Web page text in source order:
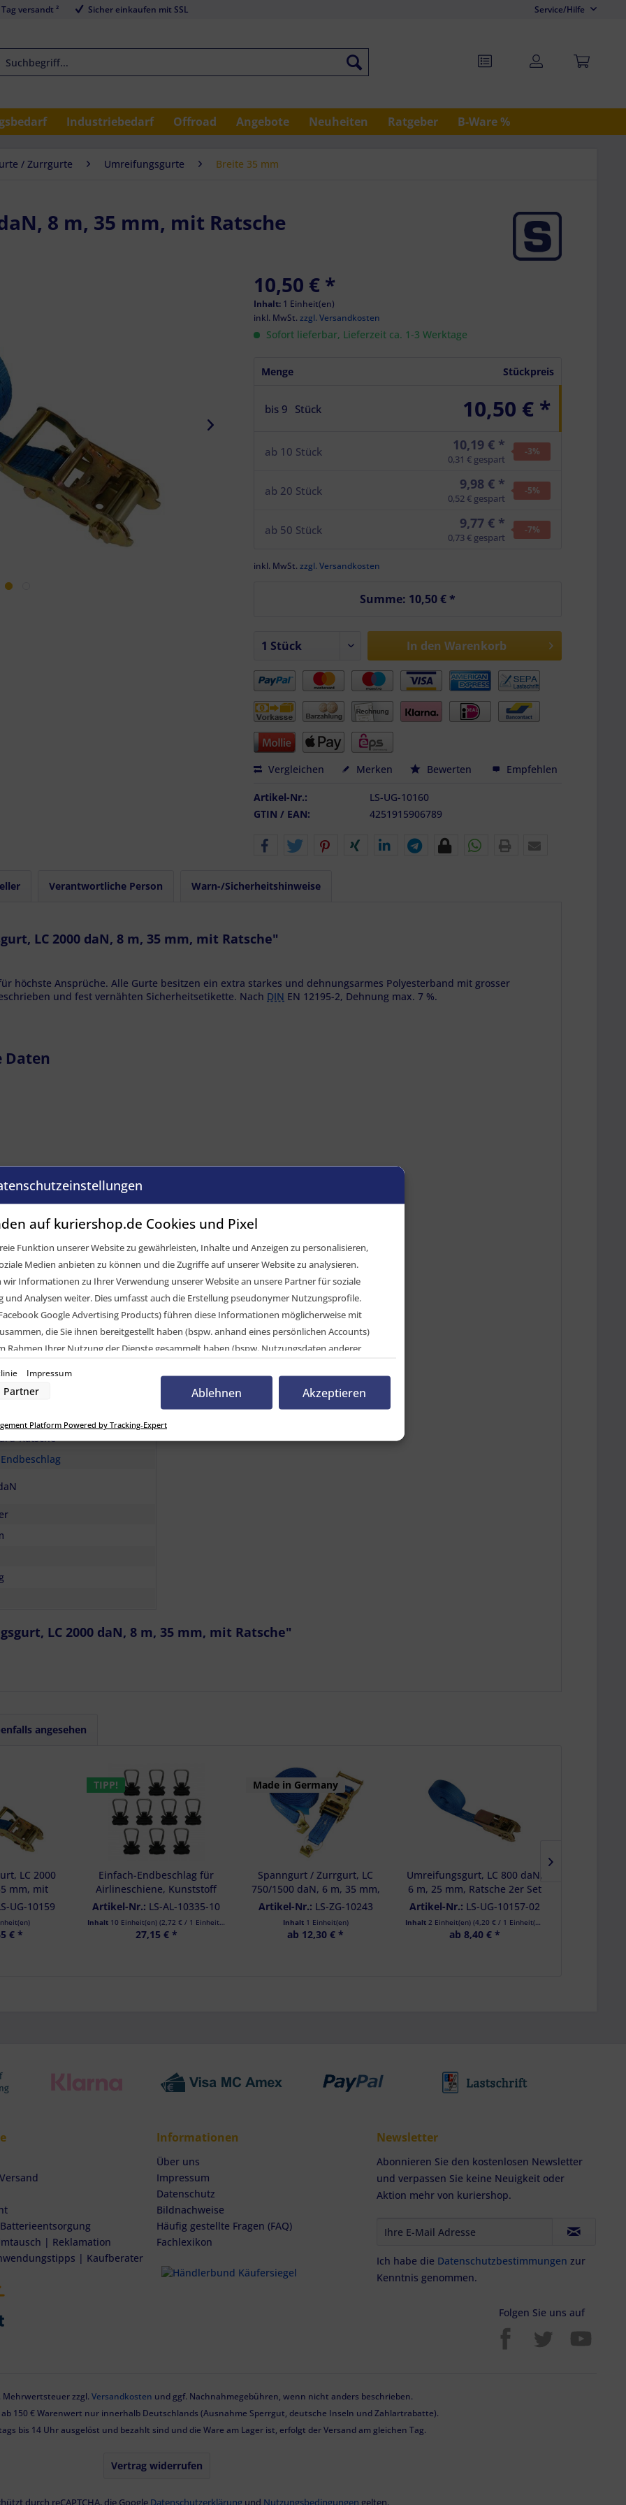
versandt ² Sicher einkaufen mit SSL Service/Hilfe
Industriebedarf Offroad Angebote Neuheiten Ratgeber B-Ware %
/ Zurrgurte Umreifungsgurte Breite 35 mm
8 m, 35 mm, mit Ratsche
10,50 € *
Inhalt: 1 Einheit(en)
inkl. MwSt.zzgl. Versandkosten
Sofort lieferbar, Lieferzeit ca. 1-3 Werktage
Menge Stückpreis
bis 9 Stück 10,50 € *
ab 10 Stück 10,19 € *
0,31 € gespart
-3%
ab 20 Stück 9,98 € *
0,52 € gespart
-5%
ab 50 Stück 9,77 € *
0,73 € gespart
-7%
inkl. MwSt.zzgl. Versandkosten
Summe: 10,50 €*
In den Warenkorb
Vergleichen Merken Bewerten Empfehlen
Artikel-Nr.:
LS-UG-10160
GTIN / EAN:
4251915906789
Verantwortliche Person Warn-/Sicherheitshinweise
LC 2000 daN, 8 m, 35 mm, mit Ratsche"
höchste Ansprüche. Alle Gurte besitzen ein extra starkes und dehnungsarmes Polyesterband mit grosser
und fest vernähten Sicherheitsetikette. Nach DIN EN 12195-2, Dehnung max. 7 %.
Daten
für höchste Ansprüche.
Ratsche
Ratsche
Endbeschlag
LC 2000 daN, 8 m, 35 mm, mit Ratsche"
angesehen
LC 2000
mm, mit
UG-10159
€ *
TIPP!
Einfach-Endbeschlag für
Airlineschiene, Kunststoff
schwarz, Bruchlast 1000 daN
- 10er Set
Artikel-Nr.: LS-AL-10335-10
Inhalt 10 Einheit(en)(2,72 € / 1 Einheit(en))
27,15 € *
Made in Germany
Spanngurt / Zurrgurt, LC
750/1500 daN, 6 m, 35 mm,
2-teilig, Flachhaken m.
Sicherungsstift
Artikel-Nr.: LS-ZG-10243
Inhalt 1 Einheit(en)
ab 12,30 € *
Umreifungsgurt, LC 800 daN,
6 m, 25 mm, Ratsche 2er Set
Artikel-Nr.: LS-UG-10157-02
Inhalt2 Einheit(en)(4,20 € / 1 Einheit(en))
ab 8,40 € *
| Reklamation
| Kaufberater
Informationen
Über uns
Impressum
Datenschutz
Bildnachweise
Häufig gestellte Fragen (FAQ)
Fachlexikon
Newsletter
Abonnieren Sie den kostenlosen Newsletter
und verpassen Sie keine Neuigkeit oder
Aktion mehr von kuriershop.
Ich habe die Datenschutzbestimmungen zur
Kenntnis genommen.
Folgen Sie uns auf
Mehrwertsteuer zzgl. Versandkosten und ggf. Nachnahmegebühren, wenn nicht anders beschrieben.
150 € Warenwert nur innerhalb Deutschlands (Ausnahme Sperrgut, deutsche Inseln und Zahlartrabatte).
bis 14 Uhr ausgelöst und bezahlt sind und die Ware am Lager ist, erfolgt der Versand am gleichen Tag.
Vertrag widerrufen
durch reCAPTCHA, die Google Datenschutzerklärung und Nutzungsbedingungen gelten.
auf kuriershop.de Cookies und Pixel
Funktion unserer Website zu gewährleisten, Inhalte und Anzeigen zu personalisieren,
Medien anbieten zu können und die Zugriffe auf unserer Website zu analysieren.
wir Informationen zu Ihrer Verwendung unserer Website an unsere Partner für soziale
und Analysen weiter. Dies umfasst auch die Erstellung pseudonymer Nutzungsprofile.
Google Advertising Products) führen diese Informationen möglicherweise mit
die Sie ihnen bereitgestellt haben (bspw. anhand eines persönlichen Accounts)
Rahmen Ihrer Nutzung der Dienste gesammelt haben (bspw. Nutzungsdaten anderer
Button links unten klicken und dort die entsprechenden Anpassungen vornehmen.
durch unsere Partner:
Zugriff auf Informationen auf einem Endgerät
für personalisierte Werbung
Profilen zur Auswahl personalisierter Werbung
Profilen zur Auswahl personalisierter Inhalte
von Inhalten
durch Statistiken oder Kombinationen von Daten aus verschiedenen Quellen
Verbesserung der Angebote
Daten zur Auswahl von Inhalten
Standortdaten
zur Identifikation aktiv abfragen
Impressum
Partner Ablehnen Akzeptieren
Platform Powered by Tracking-Expert